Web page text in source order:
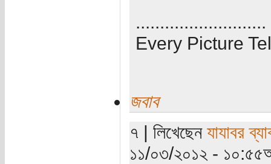
...........................
Every Picture
জবাব
৭ | লিখেছেন যাযাবর
১১/০৩/২০১২ -